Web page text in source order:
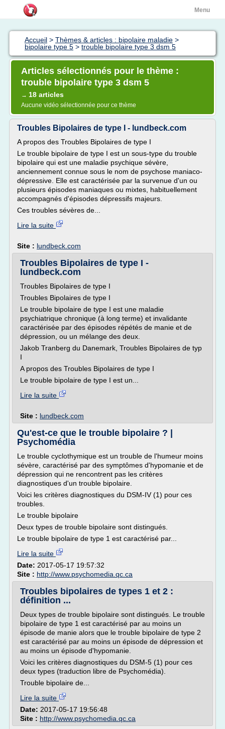
Menu
Accueil > Thèmes & articles : bipolaire maladie >
bipolaire type 5 > trouble bipolaire type 3 dsm 5
Articles sélectionnés pour le thème :
trouble bipolaire type 3 dsm 5
→ 18 articles
Aucune vidéo sélectionnée pour ce thème
Troubles Bipolaires de type I - lundbeck.com
A propos des Troubles Bipolaires de type I
Le trouble bipolaire de type I est un sous-type du trouble
bipolaire qui est une maladie psychique sévère,
anciennement connue sous le nom de psychose maniaco-
dépressive. Elle est caractérisée par la survenue d'un ou
plusieurs épisodes maniaques ou mixtes, habituellement
accompagnés d'épisodes dépressifs majeurs.
Ces troubles sévères de...
Lire la suite
Site : lundbeck.com
Troubles Bipolaires de type I -
lundbeck.com
Troubles Bipolaires de type I
Troubles Bipolaires de type I
Le trouble bipolaire de type I est une maladie
psychiatrique chronique (à long terme) et invalidante
caractérisée par des épisodes répétés de manie et de
dépression, ou un mélange des deux.
Jakob Tranberg du Danemark, Troubles Bipolaires de typ
I
A propos des Troubles Bipolaires de type I
Le trouble bipolaire de type I est un...
Lire la suite
Site : lundbeck.com
Qu'est-ce que le trouble bipolaire ? |
Psychomédia
Le trouble cyclothymique est un trouble de l'humeur moins
sévère, caractérisé par des symptômes d'hypomanie et de
dépression qui ne rencontrent pas les critères
diagnostiques d'un trouble bipolaire.
Voici les critères diagnostiques du DSM-IV (1) pour ces
troubles.
Le trouble bipolaire
Deux types de trouble bipolaire sont distingués.
Le trouble bipolaire de type 1 est caractérisé par...
Lire la suite
Date: 2017-05-17 19:57:32
Site : http://www.psychomedia.qc.ca
Troubles bipolaires de types 1 et 2 :
définition ...
Deux types de trouble bipolaire sont distingués. Le trouble
bipolaire de type 1 est caractérisé par au moins un
épisode de manie alors que le trouble bipolaire de type 2
est caractérisé par au moins un épisode de dépression et
au moins un épisode d'hypomanie.
Voici les critères diagnostiques du DSM-5 (1) pour ces
deux types (traduction libre de Psychomédia).
Trouble bipolaire de...
Lire la suite
Date: 2017-05-17 19:56:48
Site : http://www.psychomedia.qc.ca